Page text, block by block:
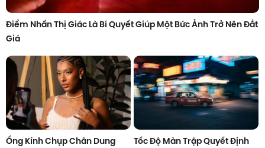
Điểm Nhấn Thị Giác Là Bí Quyết Giúp Một Bức Ảnh Trở Nên Đắt
Giá
Ống Kính Chụp Chân Dung
Tốc Độ Màn Trập Quyết Định